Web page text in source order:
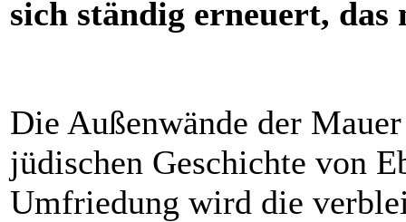
sich ständig erneuert,
Die Außenwände der
jüdischen Geschichte von
Umfriedung wird die